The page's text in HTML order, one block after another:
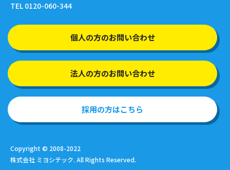
TEL 0120-060-344
個人の方のお問い合わせ
法人の方のお問い合わせ
採用の方はこちら
Copyright © 2008-2022
株式会社 ミヨシテック. All Rights Reserved.